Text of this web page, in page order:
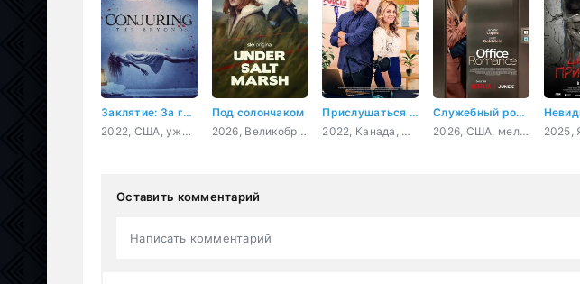
Заклятие: За гранью
2022, США, ужасы, драма, детектив
Под солончаком
2026, Великобритания, детектив, драма, криминал
Прислушаться к любви
2022, Канада, мелодрама, комедия
Служебный роман
2026, США, мелодрама, комедия
Оставить комментарий
Написать комментарий